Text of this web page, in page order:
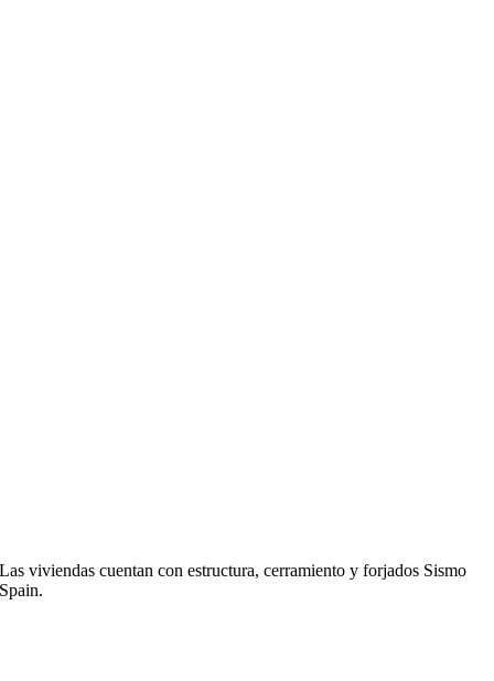
Las viviendas cuentan con estructura, cerramiento y forjados Sismo
Spain.